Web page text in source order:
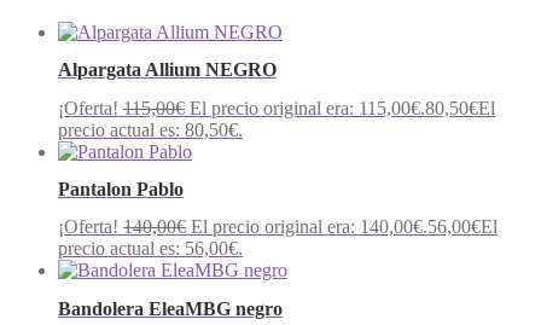
Alpargata Allium NEGRO
¡Oferta! 115,00€ El precio original era: 115,00€.80,50€El
precio actual es: 80,50€.
Pantalon Pablo
¡Oferta! 140,00€ El precio original era: 140,00€.56,00€El
precio actual es: 56,00€.
Bandolera EleaMBG negro